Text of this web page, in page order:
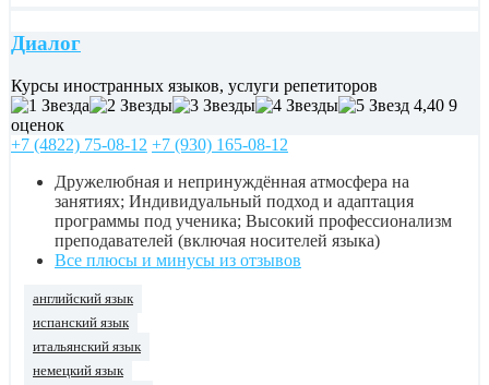
Диалог
Курсы иностранных языков, услуги репетиторов
4,40 9
оценок
+7 (4822) 75-08-12 +7 (930) 165-08-12
Дружелюбная и непринуждённая атмосфера на
занятиях; Индивидуальный подход и адаптация
программы под ученика; Высокий профессионализм
преподавателей (включая носителей языка)
Все плюсы и минусы из отзывов
английский язык
испанский язык
итальянский язык
немецкий язык